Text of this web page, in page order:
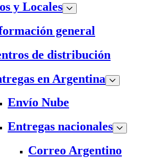
y Locales
general
de distribución
en Argentina
Envío Nube
Entregas nacionales
Correo Argentino